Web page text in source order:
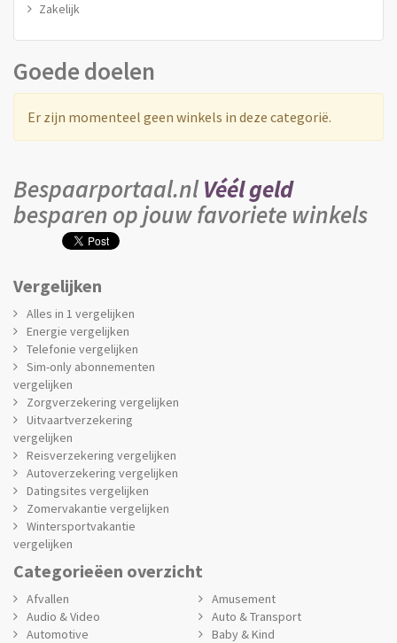
Zakelijk
Goede doelen
Er zijn momenteel geen winkels in deze categorië.
Bespaarportaal.nlVéél geld
besparen op jouw favoriete winkels
Vergelijken
Alles in 1 vergelijken
Energie vergelijken
Telefonie vergelijken
Sim-only abonnementen
vergelijken
Zorgverzekering vergelijken
Uitvaartverzekering
vergelijken
Reisverzekering vergelijken
Autoverzekering vergelijken
Datingsites vergelijken
Zomervakantie vergelijken
Wintersportvakantie
vergelijken
Categorieëen overzicht
Afvallen
Amusement
Audio & Video
Auto & Transport
Automotive
Baby & Kind